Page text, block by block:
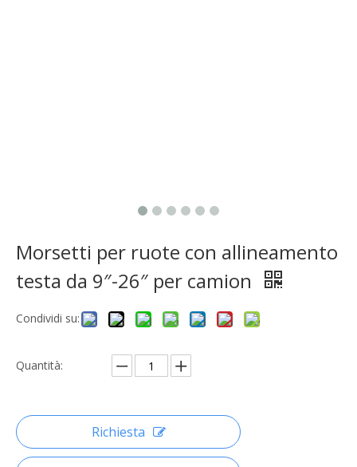
Morsetti per ruote con allineamento
testa da 9″-26″ per camion
Condividi su:
Quantità:
Richiesta